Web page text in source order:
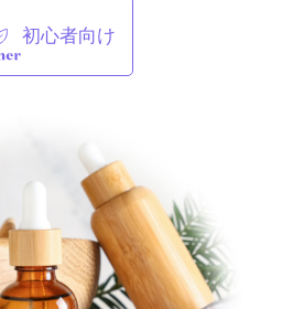
初心者向け